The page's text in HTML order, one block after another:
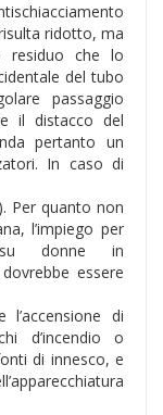
ridotto, ma
residuo che lo
del tubo
passaggio
il distacco del
pertanto un
In caso di
Per quanto non
l’impiego per
donne in
essere
l’accensione di
d’incendio o
di innesco, e